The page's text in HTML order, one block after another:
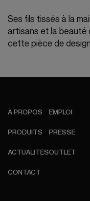
Ses fils tissés à la
artisans et la beauté
cette pièce de
À PROPOS
PRODUITS
ACTUALITÉS
CONTACT
EMPLOI
PRESSE
OUTLET